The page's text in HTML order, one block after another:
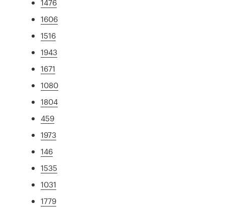
1476
1606
1516
1943
1671
1080
1804
459
1973
146
1535
1031
1779